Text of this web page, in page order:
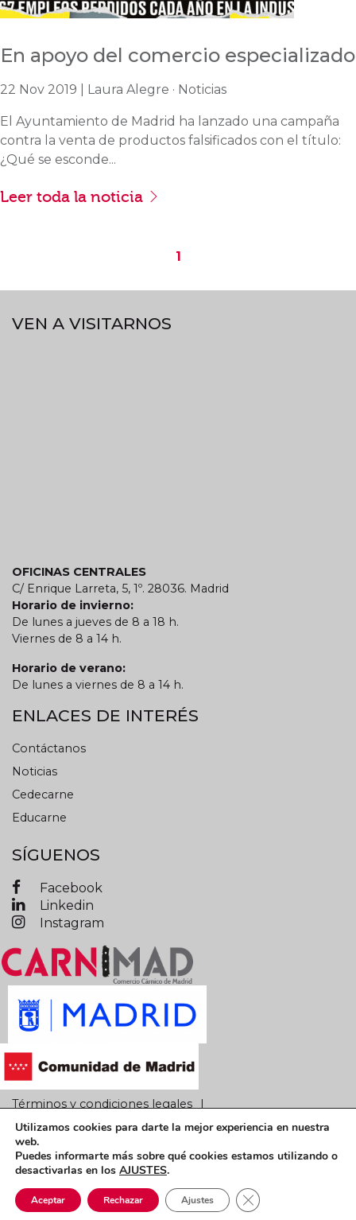
En apoyo del comercio especializado
22 Nov 2019 | Laura Alegre · Noticias
El Ayuntamiento de Madrid ha lanzado una campaña
contra la venta de productos falsificados con el título:
¿Qué se esconde...
Leer toda la noticia
1
VEN A VISITARNOS
OFICINAS CENTRALES
C/ Enrique Larreta, 5, 1º. 28036. Madrid
Horario de invierno:
De lunes a jueves de 8 a 18 h.
Viernes de 8 a 14 h.
Horario de verano:
De lunes a viernes de 8 a 14 h.
ENLACES DE INTERÉS
Contáctanos
Noticias
Cedecarne
Educarne
SÍGUENOS
Facebook
Linkedin
Instagram
Términos y condiciones legales
Política de privacidad Política de cookies
CARNIMAD © 2019 Todos los derechos reservados
Utilizamos cookies para darte la mejor experiencia en nuestra
web.
Puedes informarte más sobre qué cookies estamos utilizando o
desactivarlas en los AJUSTES.
Aceptar Rechazar Ajustes Cerrar el banner de